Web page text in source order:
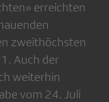
erreichten
zweithöchsten
Auch der
weiterhin
vom 24. Juli